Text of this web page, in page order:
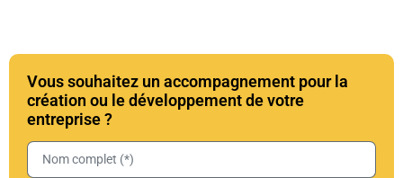
Vous souhaitez un accompagnement pour la
création ou le développement de votre
entreprise ?